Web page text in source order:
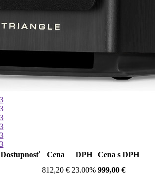
Dostupnosť Cena DPH
Cena s DPH
812,20 € 23.00% 999,00 €